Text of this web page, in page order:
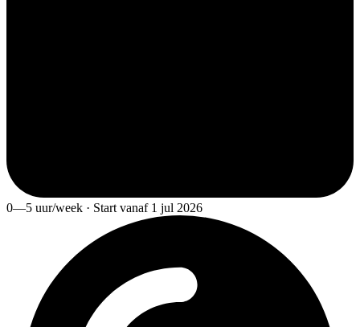
0—5 uur/week · Start vanaf 1 jul 2026